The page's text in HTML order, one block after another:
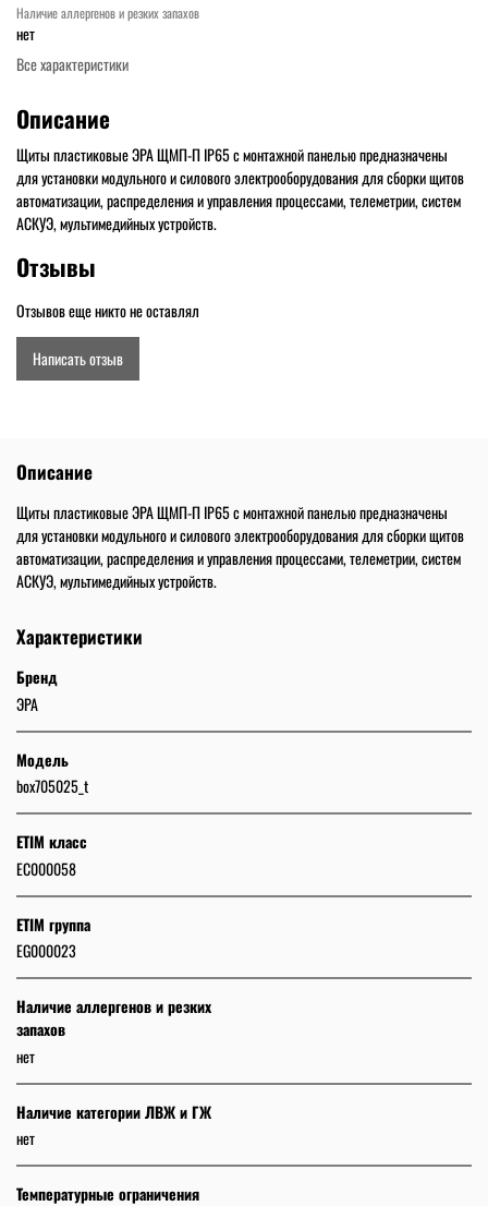
Наличие аллергенов и резких запахов
нет
Все характеристики
Описание
Щиты пластиковые ЭРА ЩМП-П IP65 с монтажной панелью предназначены
для установки модульного и силового электрооборудования для сборки щитов
автоматизации, распределения и управления процессами, телеметрии, систем
АСКУЭ, мультимедийных устройств.
Отзывы
Отзывов еще никто не оставлял
Написать отзыв
Описание
Щиты пластиковые ЭРА ЩМП-П IP65 с монтажной панелью предназначены
для установки модульного и силового электрооборудования для сборки щитов
автоматизации, распределения и управления процессами, телеметрии, систем
АСКУЭ, мультимедийных устройств.
Характеристики
Бренд
ЭРА
Модель
box705025_t
ETIM класс
EC000058
ETIM группа
EG000023
Наличие аллергенов и резких
запахов
нет
Наличие категории ЛВЖ и ГЖ
нет
Температурные ограничения